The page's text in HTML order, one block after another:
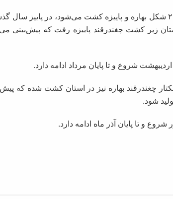
چغندرقند هم اکنون در استان کرمانشاه به ۲ شکل بهاره و پاییزه کشت می‌شود، در
استان زیر کشت چغندرقند پاییزه رفت که پیش‌بینی
شروع و تا پایان مرداد ادامه دارد.
در مجموع حدود ۱۲ هزار هکتار چغندرقند بهاره نیز در استان کشت
و تا پایان آذر ماه ادامه دارد.